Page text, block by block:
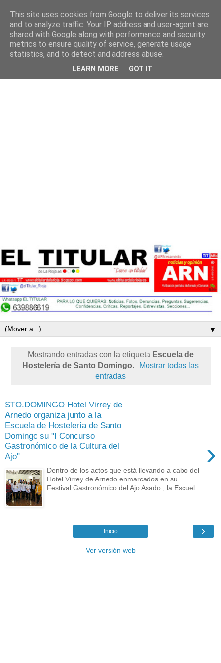
▼
Mostrando entradas con la etiqueta Escuela de
Hostelería de Santo Domingo.
Mostrar todas las
entradas
STO.DOMINGO Hotel Virrey de
Arnedo organiza junto a la
Escuela de Hostelería de Santo
Domingo su "I Concurso
Gastronómico de la Cultura del
Ajo"
›
Dentro de los actos que está llevando a cabo del
Hotel Virrey de Arnedo enmarcados en su
Festival Gastronómico del Ajo Asado , la Escuel...
›
Inicio
Ver versión web
This site uses cookies from Google to deliver its services
and to analyze traffic. Your IP address and user-agent are
shared with Google along with performance and security
metrics to ensure quality of service, generate usage
statistics, and to detect and address abuse.
LEARN MORE GOT IT